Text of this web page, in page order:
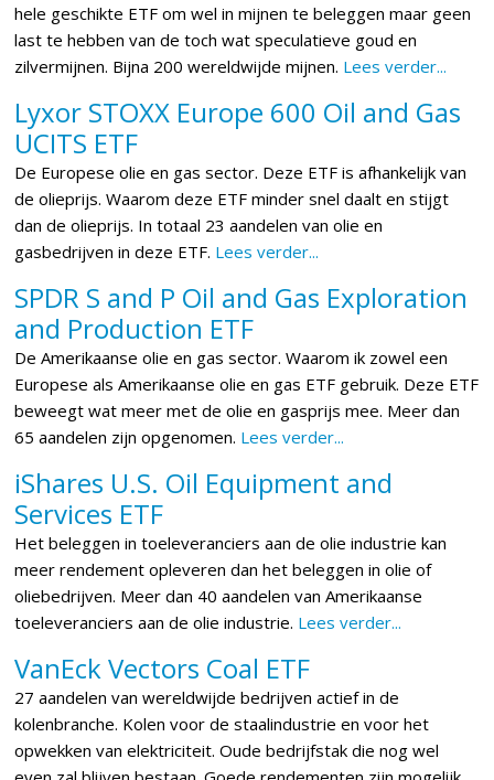
hele geschikte ETF om wel in mijnen te beleggen maar geen
last te hebben van de toch wat speculatieve goud en
zilvermijnen. Bijna 200 wereldwijde mijnen. Lees verder...
Lyxor STOXX Europe 600 Oil and Gas
UCITS ETF
De Europese olie en gas sector. Deze ETF is afhankelijk van
de olieprijs. Waarom deze ETF minder snel daalt en stijgt
dan de olieprijs. In totaal 23 aandelen van olie en
gasbedrijven in deze ETF. Lees verder...
SPDR S and P Oil and Gas Exploration
and Production ETF
De Amerikaanse olie en gas sector. Waarom ik zowel een
Europese als Amerikaanse olie en gas ETF gebruik. Deze ETF
beweegt wat meer met de olie en gasprijs mee. Meer dan
65 aandelen zijn opgenomen. Lees verder...
iShares U.S. Oil Equipment and
Services ETF
Het beleggen in toeleveranciers aan de olie industrie kan
meer rendement opleveren dan het beleggen in olie of
oliebedrijven. Meer dan 40 aandelen van Amerikaanse
toeleveranciers aan de olie industrie. Lees verder...
VanEck Vectors Coal ETF
27 aandelen van wereldwijde bedrijven actief in de
kolenbranche. Kolen voor de staalindustrie en voor het
opwekken van elektriciteit. Oude bedrijfstak die nog wel